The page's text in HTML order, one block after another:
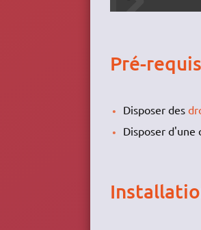
Pré-requis
Disposer des
Disposer d'une